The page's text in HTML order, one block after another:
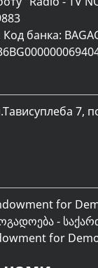
банка:
7,
for
-
for